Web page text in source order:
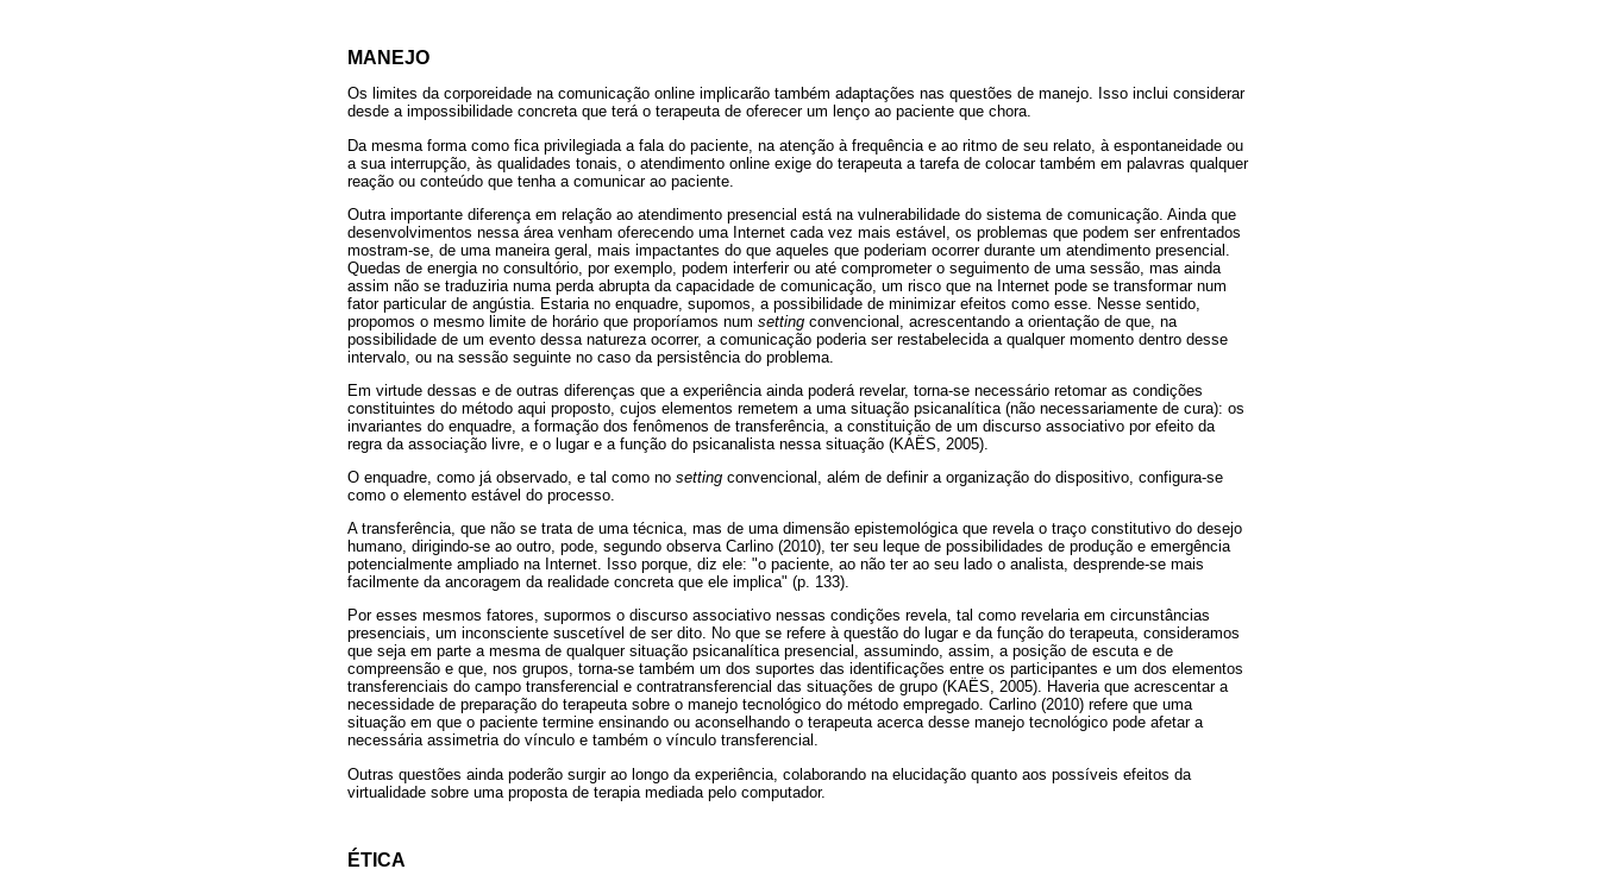
MANEJO
Os limites da corporeidade na comunicação online implicarão também adaptações nas questões de manejo. Isso inclui considerar
desde a impossibilidade concreta que terá o terapeuta de oferecer um lenço ao paciente que chora.
Da mesma forma como fica privilegiada a fala do paciente, na atenção à frequência e ao ritmo de seu relato, à espontaneidade ou
a sua interrupção, às qualidades tonais, o atendimento online exige do terapeuta a tarefa de colocar também em palavras qualquer
reação ou conteúdo que tenha a comunicar ao paciente.
Outra importante diferença em relação ao atendimento presencial está na vulnerabilidade do sistema de comunicação. Ainda que
desenvolvimentos nessa área venham oferecendo uma Internet cada vez mais estável, os problemas que podem ser enfrentados
mostram-se, de uma maneira geral, mais impactantes do que aqueles que poderiam ocorrer durante um atendimento presencial.
Quedas de energia no consultório, por exemplo, podem interferir ou até comprometer o seguimento de uma sessão, mas ainda
assim não se traduziria numa perda abrupta da capacidade de comunicação, um risco que na Internet pode se transformar num
fator particular de angústia. Estaria no enquadre, supomos, a possibilidade de minimizar efeitos como esse. Nesse sentido,
propomos o mesmo limite de horário que proporíamos num setting convencional, acrescentando a orientação de que, na
possibilidade de um evento dessa natureza ocorrer, a comunicação poderia ser restabelecida a qualquer momento dentro desse
intervalo, ou na sessão seguinte no caso da persistência do problema.
Em virtude dessas e de outras diferenças que a experiência ainda poderá revelar, torna-se necessário retomar as condições
constituintes do método aqui proposto, cujos elementos remetem a uma situação psicanalítica (não necessariamente de cura): os
invariantes do enquadre, a formação dos fenômenos de transferência, a constituição de um discurso associativo por efeito da
regra da associação livre, e o lugar e a função do psicanalista nessa situação (KAËS, 2005).
O enquadre, como já observado, e tal como no setting convencional, além de definir a organização do dispositivo, configura-se
como o elemento estável do processo.
A transferência, que não se trata de uma técnica, mas de uma dimensão epistemológica que revela o traço constitutivo do desejo
humano, dirigindo-se ao outro, pode, segundo observa Carlino (2010), ter seu leque de possibilidades de produção e emergência
potencialmente ampliado na Internet. Isso porque, diz ele: "o paciente, ao não ter ao seu lado o analista, desprende-se mais
facilmente da ancoragem da realidade concreta que ele implica" (p. 133).
Por esses mesmos fatores, supormos o discurso associativo nessas condições revela, tal como revelaria em circunstâncias
presenciais, um inconsciente suscetível de ser dito. No que se refere à questão do lugar e da função do terapeuta, consideramos
que seja em parte a mesma de qualquer situação psicanalítica presencial, assumindo, assim, a posição de escuta e de
compreensão e que, nos grupos, torna-se também um dos suportes das identificações entre os participantes e um dos elementos
transferenciais do campo transferencial e contratransferencial das situações de grupo (KAËS, 2005). Haveria que acrescentar a
necessidade de preparação do terapeuta sobre o manejo tecnológico do método empregado. Carlino (2010) refere que uma
situação em que o paciente termine ensinando ou aconselhando o terapeuta acerca desse manejo tecnológico pode afetar a
necessária assimetria do vínculo e também o vínculo transferencial.
Outras questões ainda poderão surgir ao longo da experiência, colaborando na elucidação quanto aos possíveis efeitos da
virtualidade sobre uma proposta de terapia mediada pelo computador.
ÉTICA